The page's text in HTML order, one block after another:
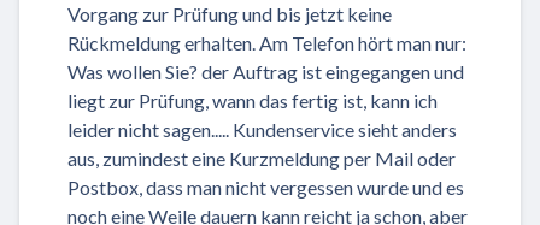
Vorgang zur Prüfung und bis jetzt keine
Rückmeldung erhalten. Am Telefon hört man nur:
Was wollen Sie? der Auftrag ist eingegangen und
liegt zur Prüfung, wann das fertig ist, kann ich
leider nicht sagen..... Kundenservice sieht anders
aus, zumindest eine Kurzmeldung per Mail oder
Postbox, dass man nicht vergessen wurde und es
noch eine Weile dauern kann reicht ja schon, aber